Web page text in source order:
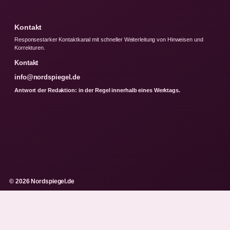
Kontakt
Responsestarker Kontaktkanal mit schneller Weiterleitung von Hinweisen und
Korrekturen.
Kontakt
info@nordspiegel.de
Antwort der Redaktion: in der Regel innerhalb eines Werktags.
© 2026 Nordspiegel.de